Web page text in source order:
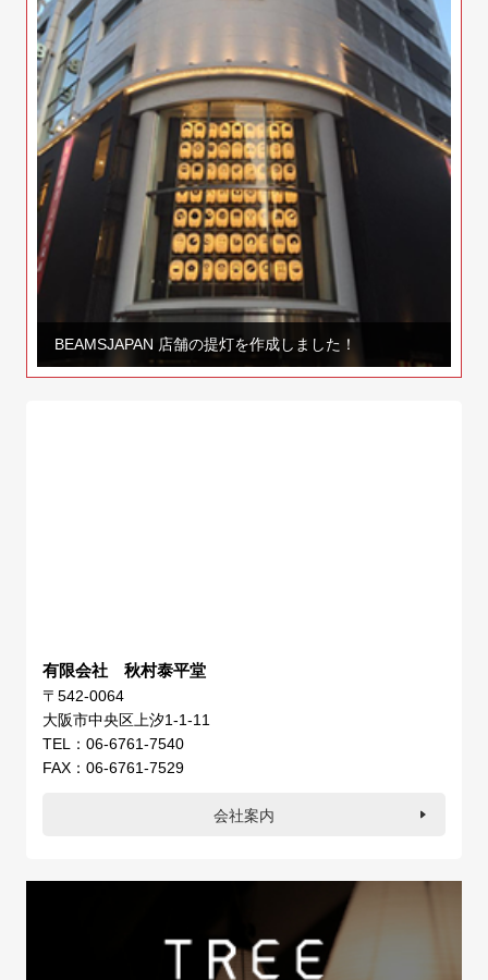
BEAMSJAPAN 店舗の提灯を作成しました！
有限会社 秋村泰平堂
〒542-0064
大阪市中央区上汐1-1-11
TEL：06-6761-7540
FAX：06-6761-7529
会社案内